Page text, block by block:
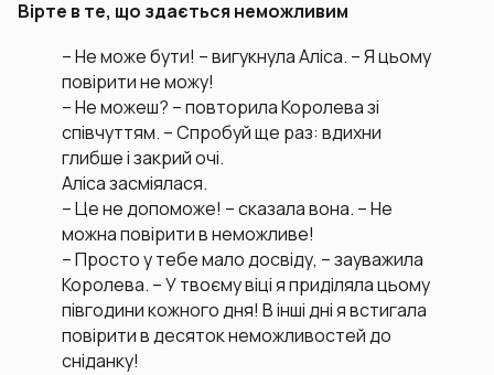
Вірте в те, що здається неможливим
– Не може бути! – вигукнула Аліса. – Я цьому
повірити не можу!
– Не можеш? – повторила Королева зі
співчуттям. – Спробуй ще раз: вдихни
глибше і закрий очі.
Аліса засміялася.
– Це не допоможе! – сказала вона. – Не
можна повірити в неможливе!
– Просто у тебе мало досвіду, – зауважила
Королева. – У твоєму віці я приділяла цьому
півгодини кожного дня! В інші дні я встигала
повірити в десяток неможливостей до
сніданку!